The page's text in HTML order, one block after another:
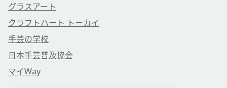
グラスアート
クラフトハート トーカイ
手芸の学校
日本手芸普及協会
マイWay